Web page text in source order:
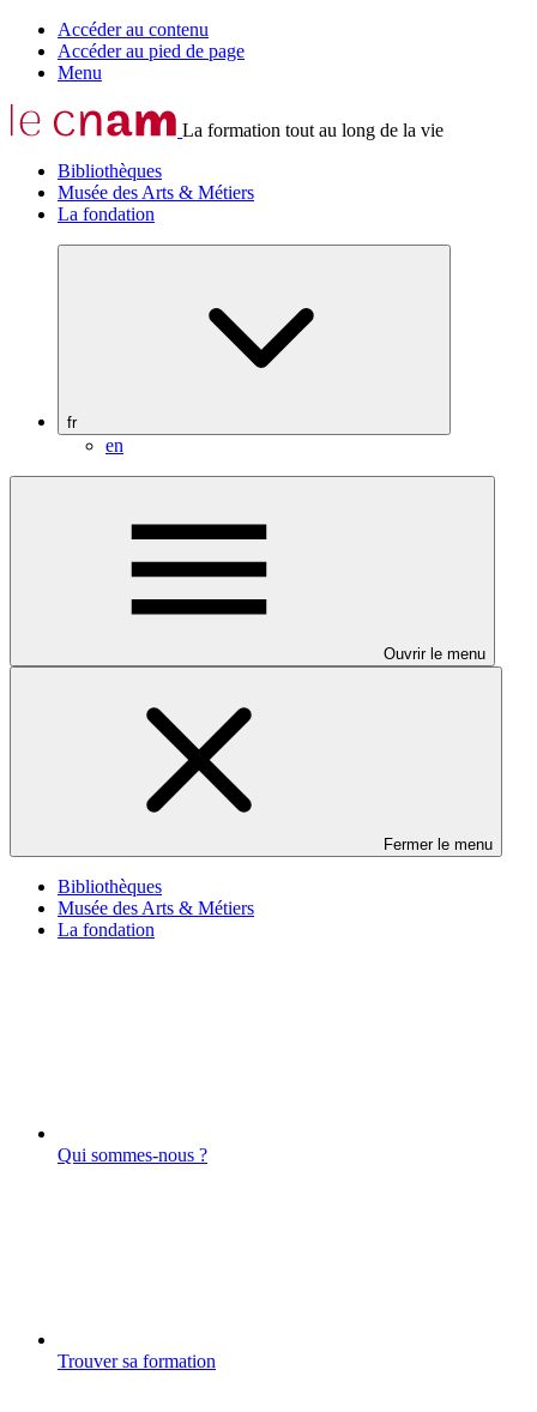
Accéder au contenu
Accéder au pied de page
Menu
La formation tout au long de la vie
Bibliothèques
Musée des Arts & Métiers
La fondation
fr
en
Ouvrir le menu
Fermer le menu
Bibliothèques
Musée des Arts & Métiers
La fondation
Qui sommes-nous ?
Trouver sa formation